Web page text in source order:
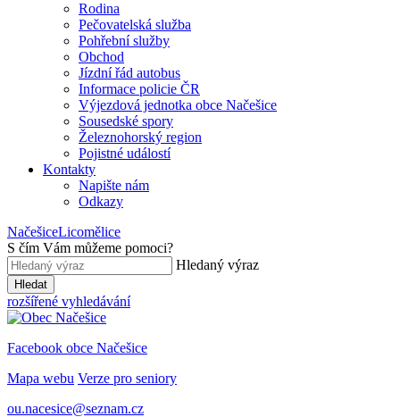
Rodina
Pečovatelská služba
Pohřební služby
Obchod
Jízdní řád autobus
Informace policie ČR
Výjezdová jednotka obce Načešice
Sousedské spory
Železnohorský region
Pojistné událostí
Kontakty
Napište nám
Odkazy
NačešiceLicomělice
S čím Vám můžeme pomoci?
Hledaný výraz
Hledat
rozšířené vyhledávání
Facebook obce Načešice
Mapa webu Verze pro seniory
ou.nacesice@seznam.cz